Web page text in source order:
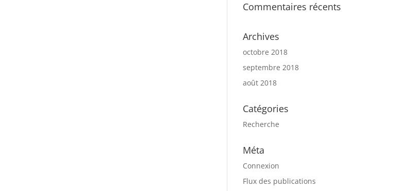
Commentaires récents
Archives
octobre 2018
septembre 2018
août 2018
Catégories
Recherche
Méta
Connexion
Flux des publications